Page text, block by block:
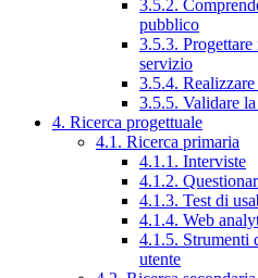
3.5.2.
pubblico
3.5.3. Progettare
servizio
3.5.4.
3.5.5. Validare
4. Ricerca progettuale
4.1. Ricerca primaria
4.1.1. Interviste
4.1.2.
4.1.3. Test di
4.1.4. Web
4.1.5. Strumenti
utente